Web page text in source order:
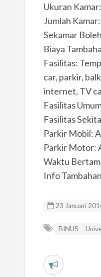
Ukuran
Jumlah
Sekamar
Biaya
Fasilitas:
car, parkir,
internet, TV
Fasilitas
Fasilitas
Parkir Mobil:
Parkir Motor:
Waktu
Info
23 Januari
BINUS –
L